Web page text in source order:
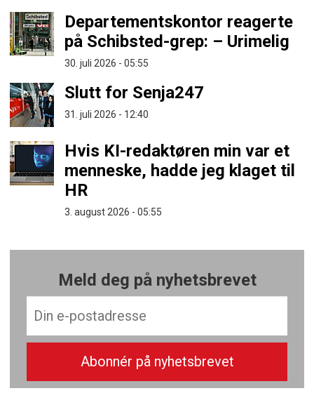
Departementskontor reagerte
på Schibsted-grep: – Urimelig
30. juli 2026 - 05:55
Slutt for Senja247
31. juli 2026 - 12:40
Hvis KI-redaktøren min var et
menneske, hadde jeg klaget til
HR
3. august 2026 - 05:55
Meld deg på nyhetsbrevet